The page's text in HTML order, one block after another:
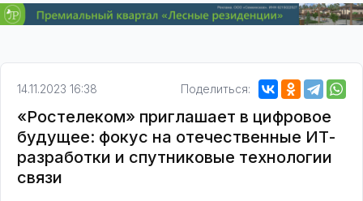
14.11.2023 16:38 Поделиться:
«Ростелеком» приглашает в цифровое
будущее: фокус на отечественные ИТ-
разработки и спутниковые технологии
связи